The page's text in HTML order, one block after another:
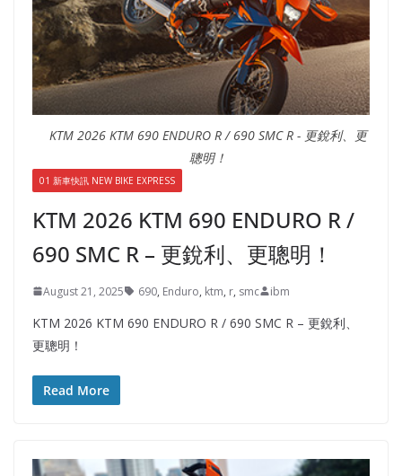
KTM 2026 KTM 690 ENDURO R / 690 SMC R - 更銳利、更
聰明！
01 新車快訊 NEW BIKE EXPRESS
KTM 2026 KTM 690 ENDURO R /
690 SMC R – 更銳利、更聰明！
August 21, 2025 690, Enduro, ktm, r, smc ibm
KTM 2026 KTM 690 ENDURO R / 690 SMC R – 更銳利、
更聰明！
Read More